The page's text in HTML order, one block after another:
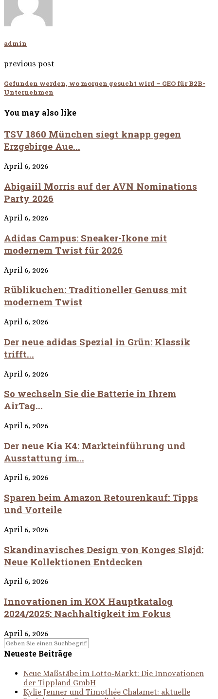
admin
previous post
Gefunden werden, wo morgen gesucht wird – GEO für B2B-
Unternehmen
You may also like
TSV 1860 München siegt knapp gegen
Erzgebirge Aue...
April 6, 2026
Abigaiil Morris auf der AVN Nominations
Party 2026
April 6, 2026
Adidas Campus: Sneaker-Ikone mit
modernem Twist für 2026
April 6, 2026
Rüblikuchen: Traditioneller Genuss mit
modernem Twist
April 6, 2026
Der neue adidas Spezial in Grün: Klassik
trifft...
April 6, 2026
So wechseln Sie die Batterie in Ihrem
AirTag...
April 6, 2026
Der neue Kia K4: Markteinführung und
Ausstattung im...
April 6, 2026
Sparen beim Amazon Retourenkauf: Tipps
und Vorteile
April 6, 2026
Skandinavisches Design von Konges Sløjd:
Neue Kollektionen Entdecken
April 6, 2026
Innovationen im KOX Hauptkatalog
2024/2025: Nachhaltigkeit im Fokus
April 6, 2026
Neueste Beiträge
Neue Maßstäbe im Lotto-Markt: Die Innovationen
der Tippland GmbH
Kylie Jenner und Timothée Chalamet: aktuelle